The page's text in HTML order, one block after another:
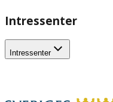
Intressenter
Intressenter